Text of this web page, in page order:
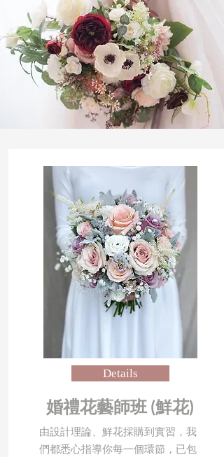
Details
​婚禮花藝師班 (鮮花)
由設計理論、鮮花採購到實習，我
們都悉心指導你每一個環節，已包